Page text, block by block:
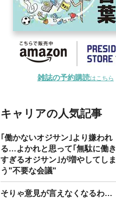
雑誌の予約購読はこちら
キャリアの人気記事
｢働かないオジサン｣より嫌われ
る…よかれと思って｢無駄に働き
すぎるオジサン｣が増やしてしま
う"不要な会議"
そりゃ意見が言えなくなるわ…